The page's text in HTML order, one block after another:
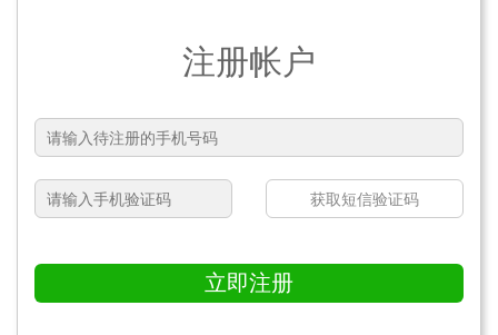
注册帐户
获取短信验证码
立即注册